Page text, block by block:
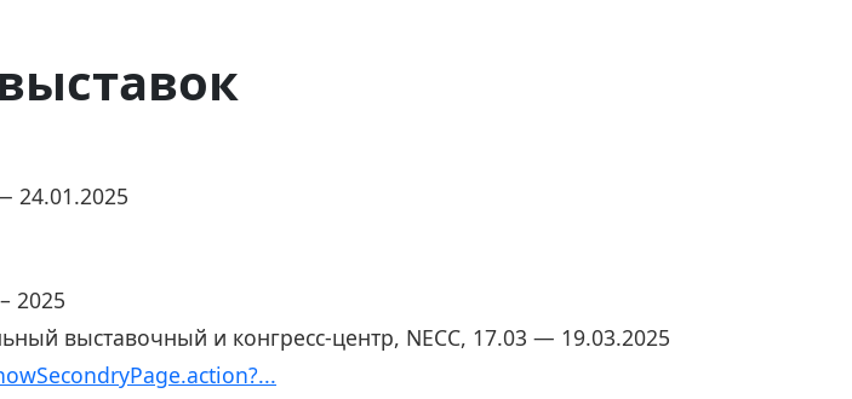
24.01.2025
2025
выставочный и конгресс-центр, NECC, 17.03 — 19.03.2025